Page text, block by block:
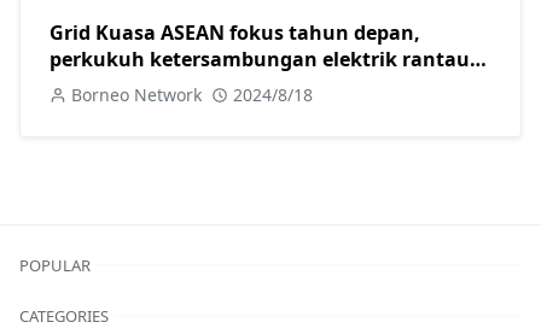
Grid Kuasa ASEAN fokus tahun depan,
perkukuh ketersambungan elektrik rantau
ASEAN- TPM Fadillah
Borneo Network 2024/8/18
POPULAR
CATEGORIES